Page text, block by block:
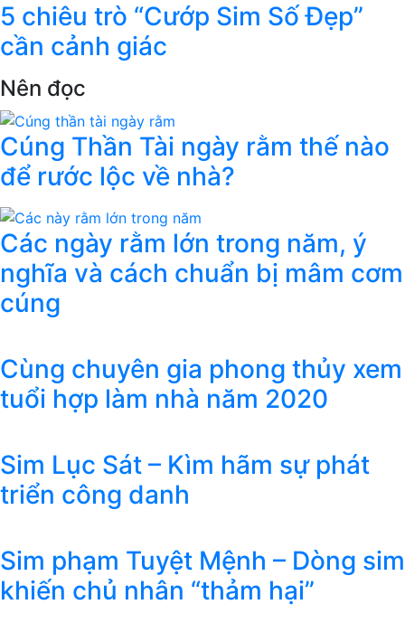
5 chiêu trò “Cướp Sim Số Đẹp”
cần cảnh giác
Nên đọc
Cúng Thần Tài ngày rằm thế nào
để rước lộc về nhà?
Các ngày rằm lớn trong năm, ý
nghĩa và cách chuẩn bị mâm cơm
cúng
Cùng chuyên gia phong thủy xem
tuổi hợp làm nhà năm 2020
Sim Lục Sát – Kìm hãm sự phát
triển công danh
Sim phạm Tuyệt Mệnh – Dòng sim
khiến chủ nhân “thảm hại”